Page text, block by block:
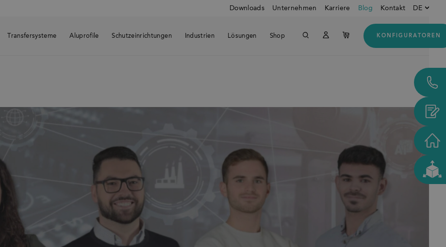
Downloads Unternehmen Karriere Blog Kontakt DE
Transfersysteme Aluprofile Schutzeinrichtungen Industrien Lösungen Shop KONFIGURATOREN
Downloads